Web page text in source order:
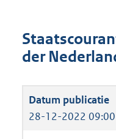
der
28-12-2022 09:00